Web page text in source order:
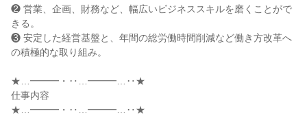
❷ 営業、企画、財務など、幅広いビジネススキルを磨くことがで
きる。
❸ 安定した経営基盤と、年間の総労働時間削減など働き方改革へ
の積極的な取り組み。
★…━━━・‥…━━━…‥★
仕事内容
★…━━━・‥…━━━…‥★